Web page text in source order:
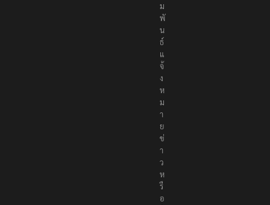
ม
พั
น
ธ์
แ
จ้
ง
ห
ม
า
ย
ข่
า
ว
ห
รื
อ